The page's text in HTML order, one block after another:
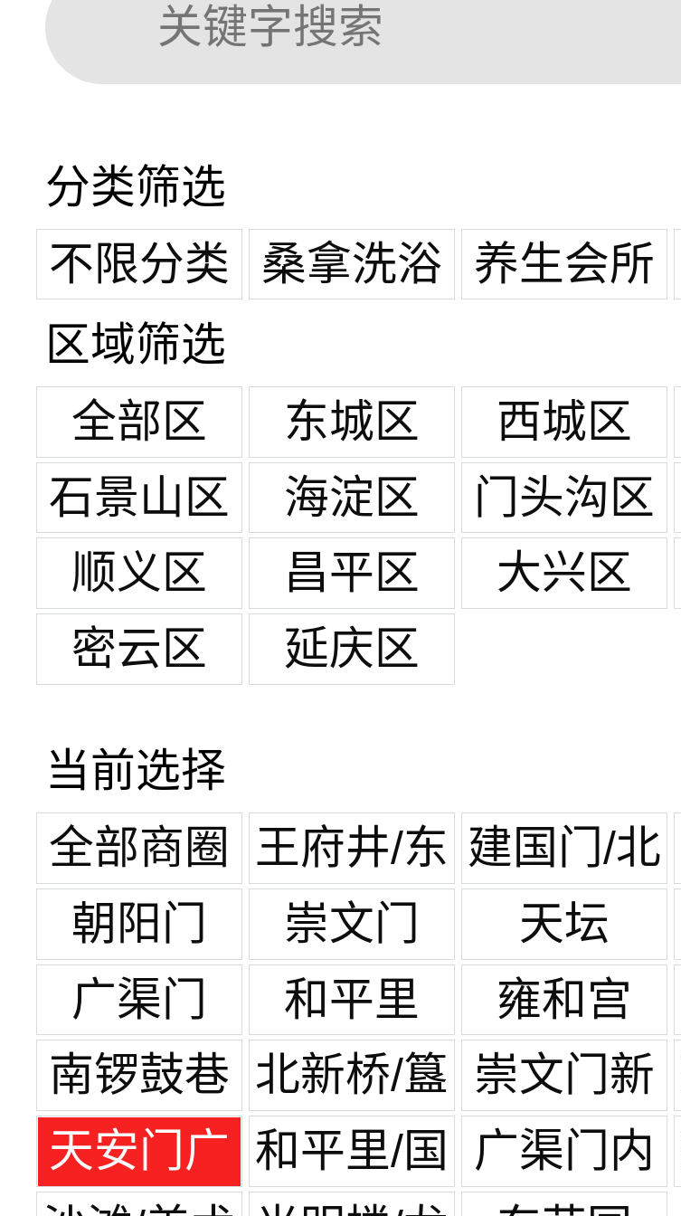
分类筛选
不限分类
桑拿洗浴 养生会所
区域筛选
全部区
东城区 西城区
石景山区
海淀区 门头沟区
顺义区
昌平区 大兴区
密云区
延庆区
当前选择
全部商圈
王府井/东
单
建国门/北
京站
朝阳门
崇文门 天坛
广渠门
和平里 雍和宫
南锣鼓巷 北新桥/簋
街
崇文门新
世界
天安门广 和平里/国
广渠门内